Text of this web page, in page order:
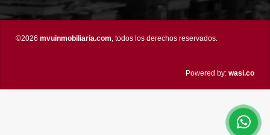
©2026 mvuinmobiliaria.com, todos los derechos reservados.
Powered by: wasi.co